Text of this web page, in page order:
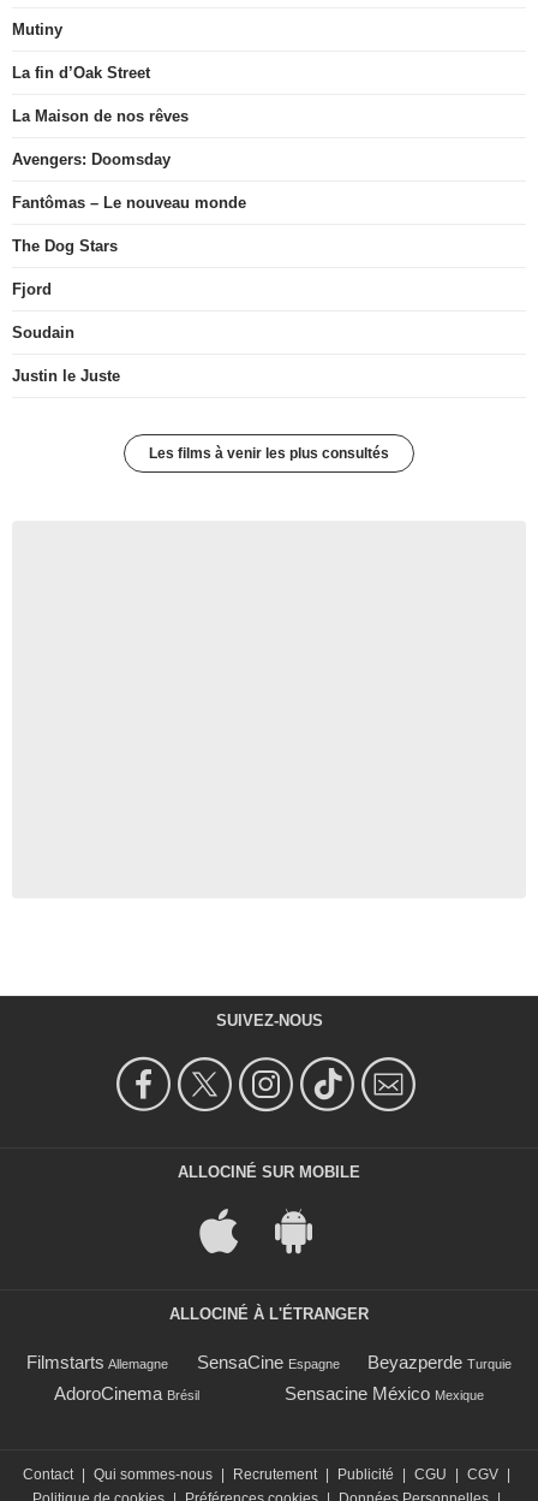
Mutiny
La fin d’Oak Street
La Maison de nos rêves
Avengers: Doomsday
Fantômas – Le nouveau monde
The Dog Stars
Fjord
Soudain
Justin le Juste
Les films à venir les plus consultés
SUIVEZ-NOUS
ALLOCINÉ SUR MOBILE
ALLOCINÉ À L'ÉTRANGER
Filmstarts Allemagne SensaCine Espagne Beyazperde Turquie
AdoroCinema Brésil Sensacine México Mexique
Contact Qui sommes-nous Recrutement Publicité CGU CGV